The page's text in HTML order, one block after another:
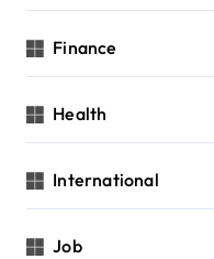
Finance
Health
International
Job